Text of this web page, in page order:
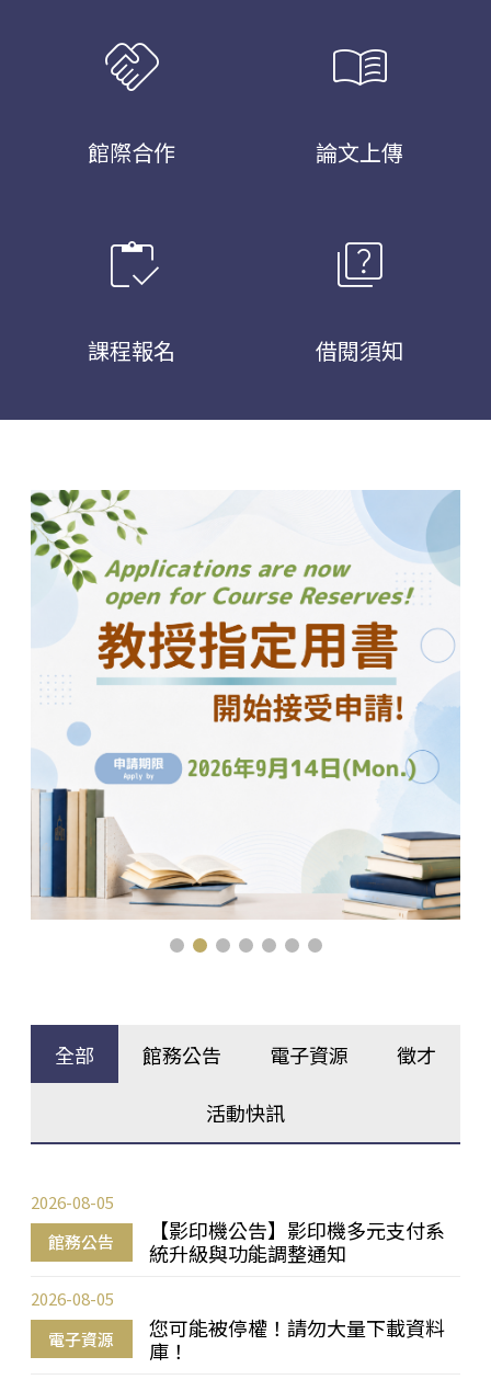
handshake
館際合作
menu_book
論文上傳
inventory
課程報名
quiz
借閱須知
全部 館務公告 電子資源 徵才
活動快訊
館務公告
【影印機公告】影印機多元支付系
統升級與功能調整通知
2026-08-05
電子資源
您可能被停權！請勿大量下載資料
庫！
2026-08-05